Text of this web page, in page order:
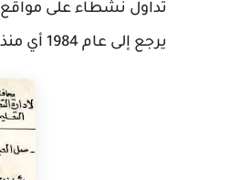
تداول نشطاء على مواقع
يرجع إلى عام 1984 أي منذ 41 عاما مخصص للصف الثاني الابتدائي ،